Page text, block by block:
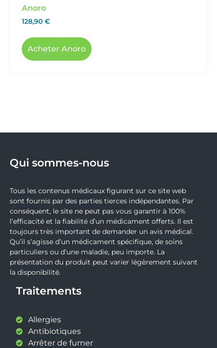
Anoro
128,90 €
Acheter Anoro
Qui sommes-nous
Tous les contenus médicaux figurant sur ce site web
sont fournis par des parties tierces indépendantes. Par
conséquent, le site ne peut pas vous garantir à 100%
l’efficacité et la fiabilité d’un médicament offerts. Il est
toujours très important de demander un avis médical.
Qu’il s’agisse d’un médicament spécifique, de soins
particuliers ou d’une maladie, peu importe. La
présentation du produit peut varier légèrement suivant
la disponibilité.
Traitements
Allergies
Antibiotiques
Arrêter de fumer